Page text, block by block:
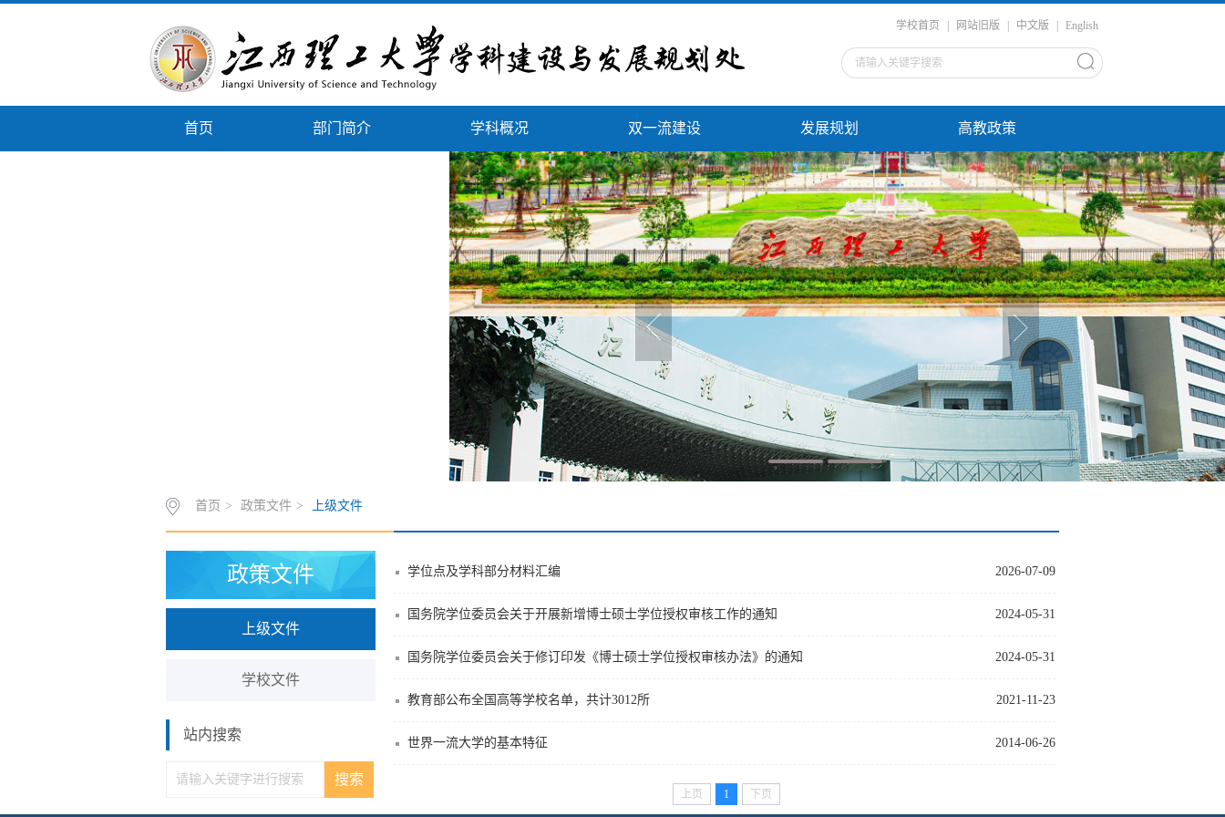
学校首页 网站旧版 中文版 English
首页 部门简介 学科概况 双一流建设 发展规划 高教政策
首页 > 政策文件 > 上级文件
政策文件
上级文件
学校文件
站内搜索
2026-07-09
学位点及学科部分材料汇编
2024-05-31
国务院学位委员会关于开展新增博士硕士学位授权审核工作的通知
2024-05-31
国务院学位委员会关于修订印发《博士硕士学位授权审核办法》的通知
2021-11-23
教育部公布全国高等学校名单，共计3012所
2014-06-26
世界一流大学的基本特征
上页 1 下页